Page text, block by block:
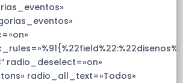
radio_deselect=»on»
radio_all_text=»Todos»